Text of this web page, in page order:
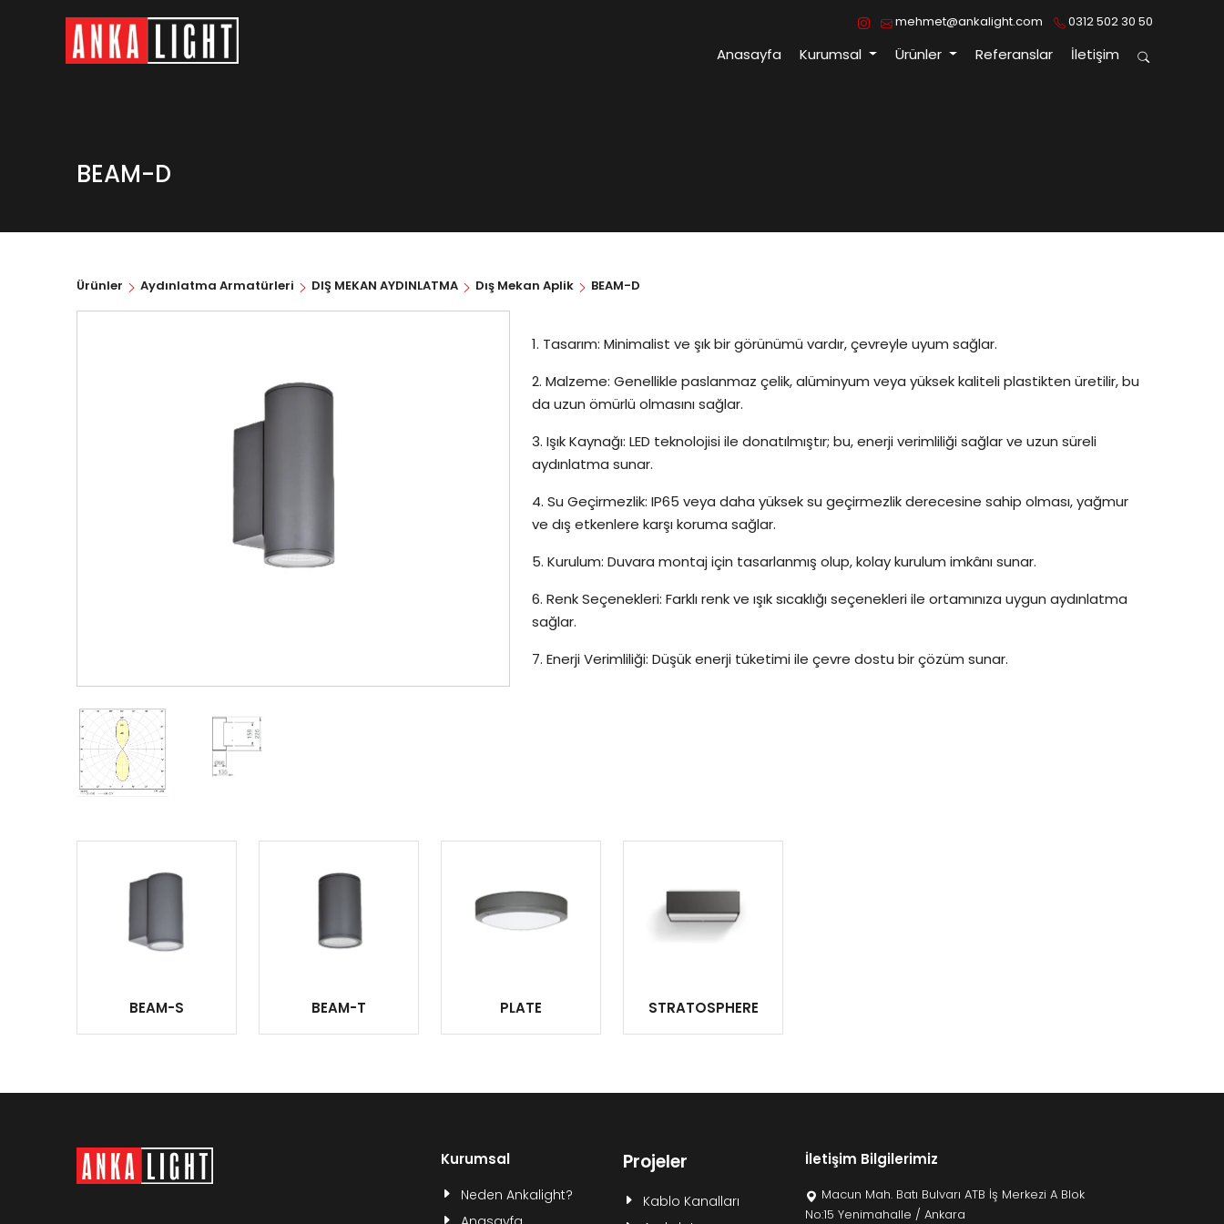
mehmet@ankalight.com 0312 502 30 50
Anasayfa Kurumsal Ürünler Referanslar İletişim
BEAM-D
Ürünler Aydınlatma Armatürleri DIŞ MEKAN AYDINLATMA Dış Mekan Aplik BEAM-D
1. Tasarım: Minimalist ve şık bir görünümü vardır, çevreyle uyum sağlar.
2. Malzeme: Genellikle paslanmaz çelik, alüminyum veya yüksek kaliteli plastikten üretilir, bu
da uzun ömürlü olmasını sağlar.
3. Işık Kaynağı: LED teknolojisi ile donatılmıştır; bu, enerji verimliliği sağlar ve uzun süreli
aydınlatma sunar.
4. Su Geçirmezlik: IP65 veya daha yüksek su geçirmezlik derecesine sahip olması, yağmur
ve dış etkenlere karşı koruma sağlar.
5. Kurulum: Duvara montaj için tasarlanmış olup, kolay kurulum imkânı sunar.
6. Renk Seçenekleri: Farklı renk ve ışık sıcaklığı seçenekleri ile ortamınıza uygun aydınlatma
sağlar.
7. Enerji Verimliliği: Düşük enerji tüketimi ile çevre dostu bir çözüm sunar.
BEAM-S BEAM-T PLATE STRATOSPHERE
Kurumsal
Neden Ankalight?
Projeler
Kablo Kanalları
İletişim Bilgilerimiz
Macun Mah. Batı Bulvarı ATB İş Merkezi A Blok
No:15 Yenimahalle / Ankara